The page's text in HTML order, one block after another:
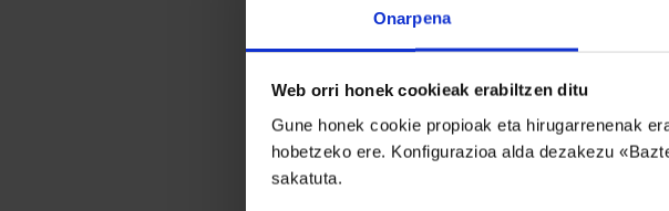
Onarpena
Web orri honek cookieak erabiltzen ditu
Gune honek cookie propioak eta hirugarrenenak
hobetzeko ere. Konfigurazioa alda dezakezu
sakatuta.Konpromiso jarraitua